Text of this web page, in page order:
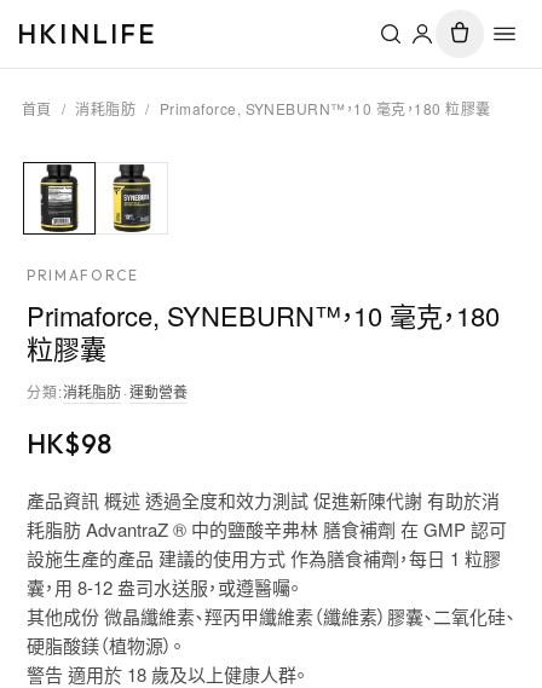
HKINLIFE
首頁 / 消耗脂肪 / Primaforce, SYNEBURN™，10 毫克，180 粒膠囊
PRIMAFORCE
Primaforce, SYNEBURN™，10 毫克，180
粒膠囊
分類:消耗脂肪·運動營養
HK$98
產品資訊 概述 透過全度和效力測試 促進新陳代謝 有助於消
耗脂肪 AdvantraZ ® 中的鹽酸辛弗林 膳食補劑 在 GMP 認可
設施生產的產品 建議的使用方式 作為膳食補劑，每日 1 粒膠
囊，用 8-12 盎司水送服，或遵醫囑。
其他成份 微晶纖維素、羥丙甲纖維素（纖維素）膠囊、二氧化硅、
硬脂酸鎂（植物源）。
警告 適用於 18 歲及以上健康人群。